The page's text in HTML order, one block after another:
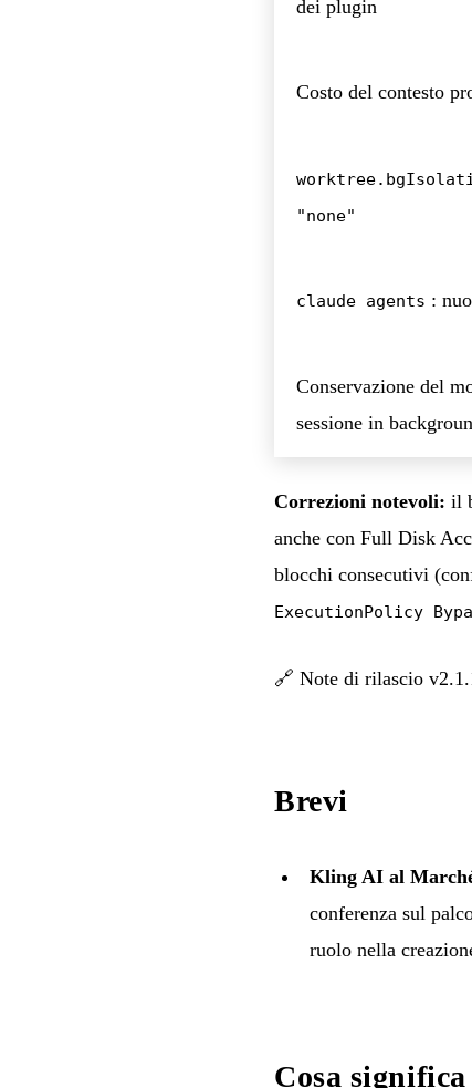
dei plugin
Costo del contesto
"none"
claude agents :
Conservazione del
sessione in
Correzioni notevoli: il
anche con Full Disk
blocchi consecutivi
ExecutionPolicy
🔗 Note di rilascio
Brevi
Kling AI al
conferenza sul
ruolo nella
Cosa significa